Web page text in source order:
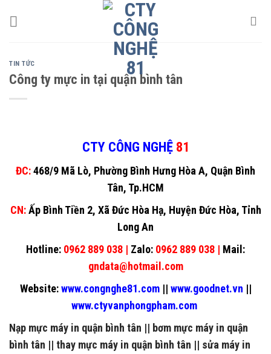
TIN TỨC
Công ty mực in tại quận bình tân
CTY CÔNG NGHỆ 81
ĐC:468/9 Mã Lò, Phường Bình Hưng Hòa A, Quận Bình
Tân, Tp.HCM
CN: Ấp Bình Tiền 2, Xã Đức Hòa Hạ, Huyện Đức Hòa, Tỉnh
Long An
Hotline: 0962 889 038 | Zalo: 0962 889 038 | Mail:
gndata@hotmail.com
Website:www.congnghe81.com || www.goodnet.vn ||
www.ctyvanphongpham.com
Nạp mực máy in quận bình tân || bơm mực máy in quận
bình tân || thay mực máy in quận bình tân || sửa máy in